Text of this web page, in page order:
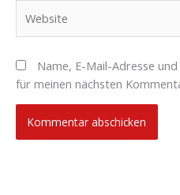
Name, E-Mail-Adresse
für meinen nächsten